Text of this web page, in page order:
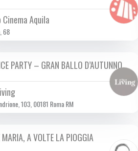
Cinema Aquila
68
10 2024
PARTY – GRAN BALLO D’AUTUNNO
103, 00181 Roma RM
18/10 A DOM 20/10 2024
A VOLTE LA PIOGGIA